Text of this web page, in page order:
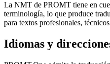
La NMT de PROMT tiene en
terminología, lo que produce
para textos profesionales,
Idiomas y